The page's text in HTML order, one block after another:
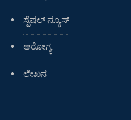
ಸ್ಪೆಷಲ್ ನ್ಯೂಸ್
ಆರೋಗ್ಯ
ಲೇಖನ